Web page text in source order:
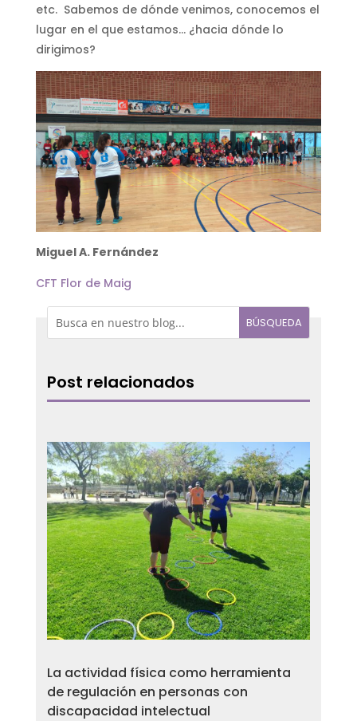
etc. Sabemos de dónde venimos, conocemos el
lugar en el que estamos… ¿hacia dónde lo
dirigimos?
Miguel A. Fernández
CFT Flor de Maig
Post relacionados
La actividad física como herramienta
de regulación en personas con
discapacidad intelectual